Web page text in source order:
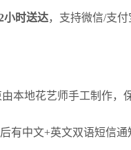
小时送达，支持微信/支
本地花艺师手工制作，
有中文+英文双语短信通